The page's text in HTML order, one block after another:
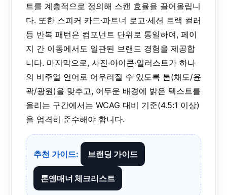
트를 계층적으로 정의해 스캔 효율을 끌어올립니
다. 또한 스피커 카드·파트너 로고·세션 트랙 컬러
등 반복 패턴은 컴포넌트 단위로 통일하여, 페이
지 간 이동에서도 일관된 브랜드 경험을 제공합
니다. 마지막으로, 사진·아이콘·일러스트가 하나
의 비주얼 언어로 어우러질 수 있도록 톤(채도/윤
곽/광원)을 맞추고, 어두운 배경에 밝은 텍스트를
올리는 구간에서는 WCAG 대비 기준(4.5:1 이상)
을 엄격히 준수해야 합니다.
추천 가이드: 브랜딩 가이드
톤앤매너 체크리스트